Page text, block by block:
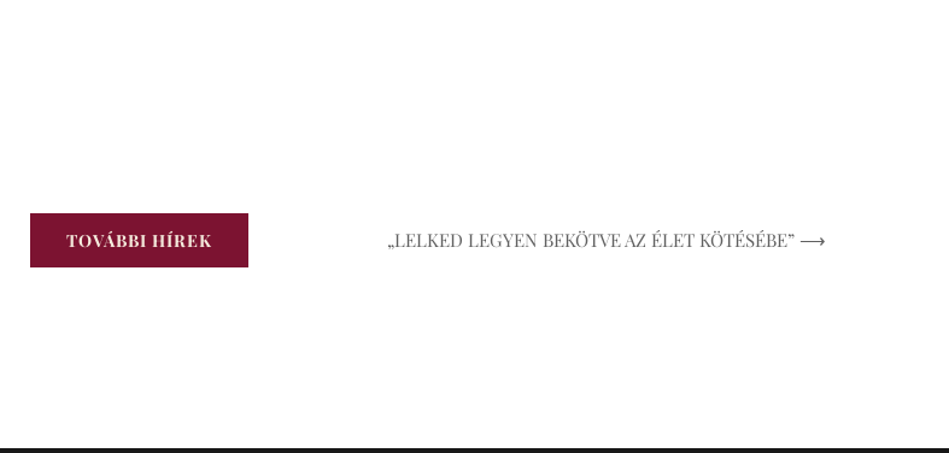
TOVÁBBI HÍREK „LELKED LEGYEN BEKÖTVE AZ ÉLET KÖTÉSÉBE” ⟶